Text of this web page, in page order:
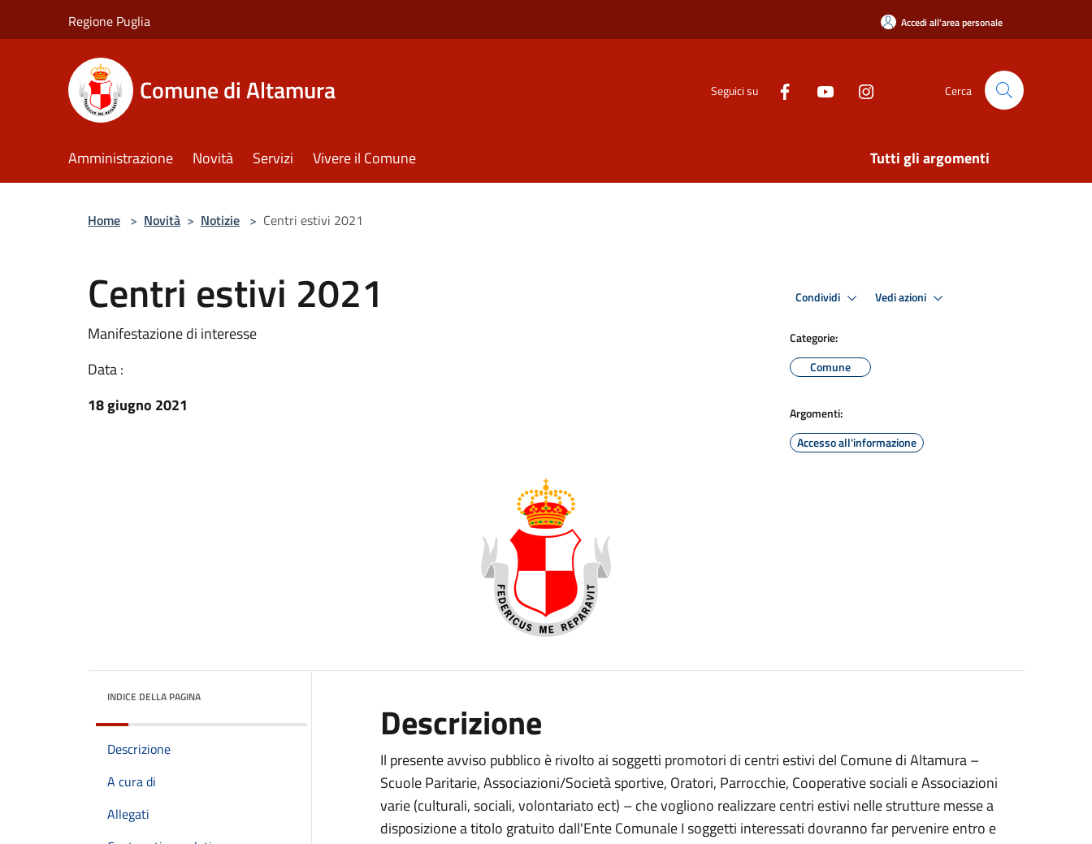
Regione Puglia Accedi all'area personale
Comune di Altamura Seguici su Cerca
Amministrazione Novità Servizi Vivere il Comune Tutti gli argomenti
Home > Novità > Notizie > Centri estivi 2021
Centri estivi 2021
Manifestazione di interesse
Data :
18 giugno 2021
Condividi Vedi azioni
Categorie:
Comune
Argomenti:
Accesso all'informazione
INDICE DELLA PAGINA
Descrizione
A cura di
Allegati
Descrizione
Il presente avviso pubblico è rivolto ai soggetti promotori di centri estivi del Comune di Altamura –
Scuole Paritarie, Associazioni/Società sportive, Oratori, Parrocchie, Cooperative sociali e Associazioni
varie (culturali, sociali, volontariato ect) – che vogliono realizzare centri estivi nelle strutture messe a
disposizione a titolo gratuito dall'Ente Comunale I soggetti interessati dovranno far pervenire entro e